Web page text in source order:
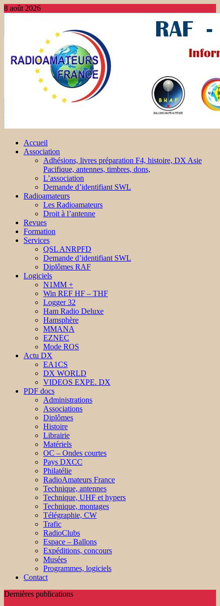
8 août 2026
Accueil
Association
Adhésions, livres préparation F4, histoire, DX Asie
Pacifique, antennes, timbres, dons,
L’association
Demande d’identifiant SWL
Radioamateurs
Les Radioamateurs
Droit à l’antenne
Revues
Formation
Services
QSL ANRPFD
Demande d’identifiant SWL
Diplômes RAF
Logiciels
N1MM +
Win REF HF – THF
Logger 32
Ham Radio Deluxe
Hamsphère
MMANA
EZNEC
Mode ROS
Actu DX
EA1CS
DX WORLD
VIDEOS EXPE. DX
PDF docs
Administrations
Associations
Diplômes
Histoire
Librairie
Matériels
OC – Ondes courtes
Pays DXCC
Philatélie
RadioAmateurs France
Technique, antennes
Technique, UHF et hypers
Technique, montages
Télégraphie, CW
Trafic
RadioClubs
Espace – Ballons
Expéditions, concours
Musées
Programmes, logiciels
Contact
Dernières publications